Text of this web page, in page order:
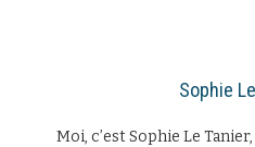
Sophie
Moi, c’est Sophie Le